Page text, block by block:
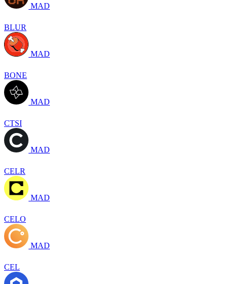
MAD
BLUR
MAD
BONE
MAD
CTSI
MAD
CELR
MAD
CELO
MAD
CEL